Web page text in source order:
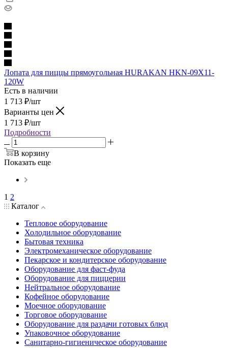
Лопата для пиццы прямоугольная HURAKAN HKN-09X11-
120W
Есть в наличии
1 713 ₽/шт
Варианты цен
1 713 ₽/шт
Подробности
В корзину
Показать еще
1 2
Каталог
Тепловое оборудование
Холодильное оборудование
Бытовая техника
Электромеханическое оборудование
Пекарское и кондитерское оборудование
Оборудование для фаст-фуда
Оборудование для пиццерии
Нейтральное оборудование
Кофейное оборудование
Моечное оборудование
Торговое оборудование
Оборудование для раздачи готовых блюд
Упаковочное оборудование
Санитарно-гигиеническое оборудование